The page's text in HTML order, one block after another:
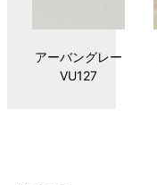
アーバングレー
VU127